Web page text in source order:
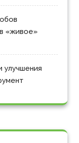
«живое»
улучшения